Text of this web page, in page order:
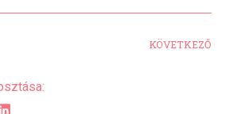
KÖVETKEZŐ